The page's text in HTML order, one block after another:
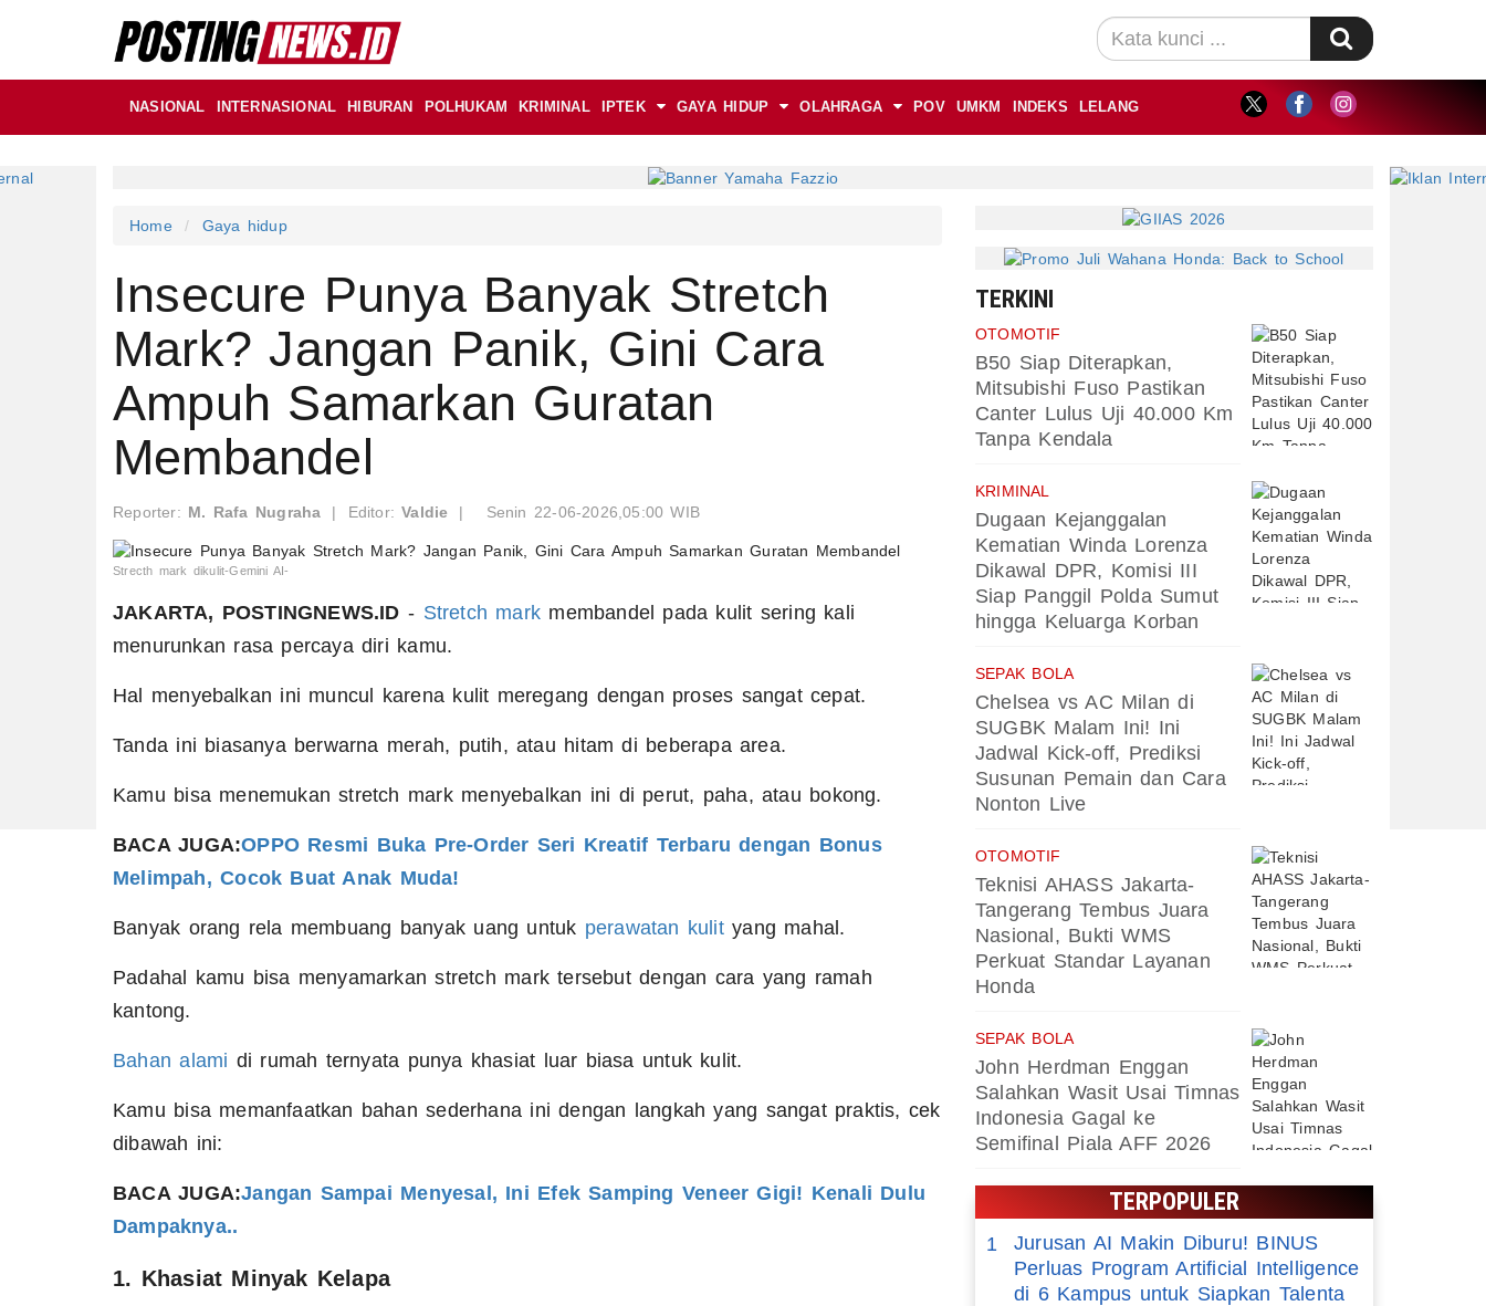
NASIONAL INTERNASIONAL HIBURAN POLHUKAM KRIMINAL IPTEK GAYA HIDUP OLAHRAGA POV UMKM INDEKS LELANG
Home Gaya hidup
Insecure Punya Banyak Stretch
Mark? Jangan Panik, Gini Cara
Ampuh Samarkan Guratan
Membandel
Reporter: M. Rafa Nugraha | Editor:Valdie | Senin 22-06-2026,05:00 WIB
Strecth mark dikulit-Gemini AI-
JAKARTA, POSTINGNEWS.ID - Stretch mark membandel pada kulit sering kali
menurunkan rasa percaya diri kamu.
Hal menyebalkan ini muncul karena kulit meregang dengan proses sangat cepat.
Tanda ini biasanya berwarna merah, putih, atau hitam di beberapa area.
Kamu bisa menemukan stretch mark menyebalkan ini di perut, paha, atau bokong.
BACA JUGA:OPPO Resmi Buka Pre-Order Seri Kreatif Terbaru dengan Bonus
Melimpah, Cocok Buat Anak Muda!
Banyak orang rela membuang banyak uang untuk perawatan kulityang mahal.
Padahal kamu bisa menyamarkan stretch mark tersebut dengan cara yang ramah
kantong.
Bahan alami di rumah ternyata punya khasiat luar biasa untuk kulit.
Kamu bisa memanfaatkan bahan sederhana ini dengan langkah yang sangat praktis, cek
dibawah ini:
BACA JUGA:Jangan Sampai Menyesal, Ini Efek Samping Veneer Gigi! Kenali Dulu
Dampaknya..
1. Khasiat Minyak Kelapa
TERKINI
OTOMOTIF
B50 Siap Diterapkan,
Mitsubishi Fuso Pastikan
Canter Lulus Uji 40.000 Km
Tanpa Kendala
KRIMINAL
Dugaan Kejanggalan
Kematian Winda Lorenza
Dikawal DPR, Komisi III
Siap Panggil Polda Sumut
hingga Keluarga Korban
SEPAK BOLA
Chelsea vs AC Milan di
SUGBK Malam Ini! Ini
Jadwal Kick-off, Prediksi
Susunan Pemain dan Cara
Nonton Live
OTOMOTIF
Teknisi AHASS Jakarta-
Tangerang Tembus Juara
Nasional, Bukti WMS
Perkuat Standar Layanan
Honda
SEPAK BOLA
John Herdman Enggan
Salahkan Wasit Usai Timnas
Indonesia Gagal ke
Semifinal Piala AFF 2026
TERPOPULER
1
Jurusan AI Makin Diburu! BINUS
Perluas Program Artificial Intelligence
di 6 Kampus untuk Siapkan Talenta